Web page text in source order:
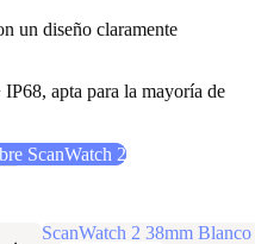
un diseño claramente
apta para la mayoría de
ScanWatch 2
ScanWatch 2 38mm